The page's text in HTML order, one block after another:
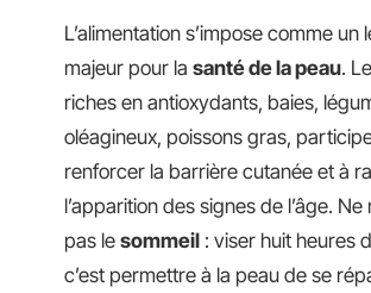
L’alimentation s’impose comme un
majeur pour la santé de la peau.
riches en antioxydants, baies,
oléagineux, poissons gras,
renforcer la barrière cutanée et à
l’apparition des signes de l’âge.
pas le sommeil : viser huit heures
c’est permettre à la peau de se